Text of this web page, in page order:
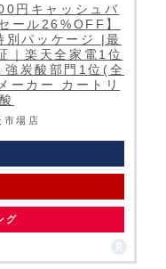
円キャッシュバ
ール26%OFF】
パッケージ |最
｜楽天全家電1位
炭酸部門1位(全
ーカー カートリ
市場店
グ